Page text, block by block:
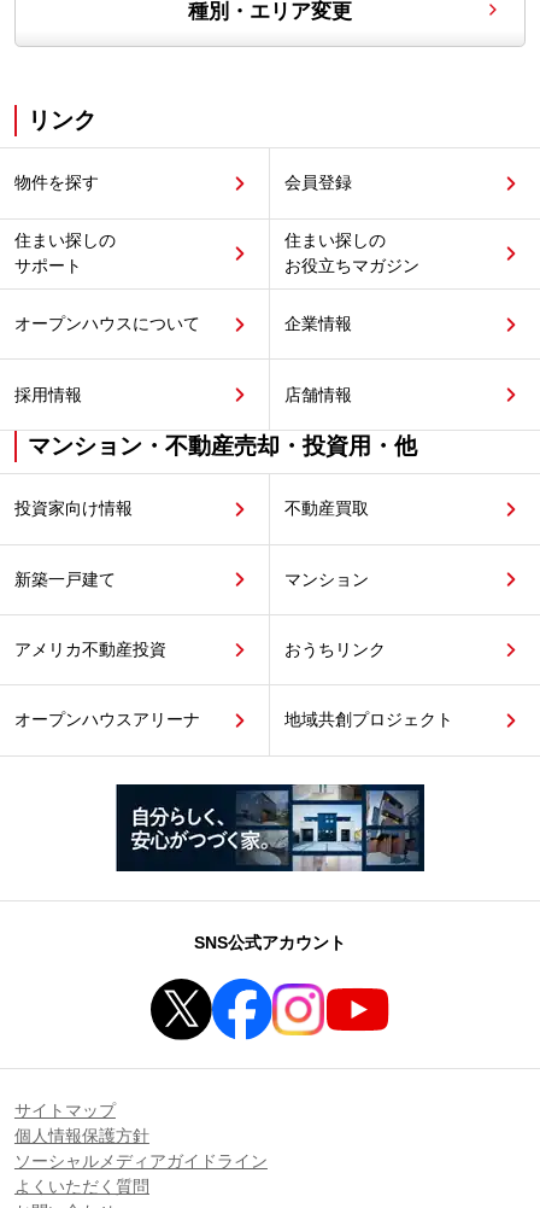
種別・エリア変更
リンク
物件を探す 会員登録
住まい探しの
サポート
住まい探しの
お役立ちマガジン
オープンハウスについて 企業情報
採用情報 店舗情報
マンション・不動産売却・投資用・他
投資家向け情報 不動産買取
新築一戸建て マンション
アメリカ不動産投資 おうちリンク
オープンハウスアリーナ 地域共創プロジェクト
SNS公式アカウント
サイトマップ
個人情報保護方針
ソーシャルメディアガイドライン
よくいただく質問